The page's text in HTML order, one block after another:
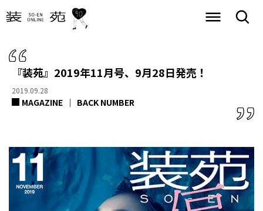
『装苑』2019年11月号、9月28日発売！
2019.09.28
MAGAZINE BACK NUMBER